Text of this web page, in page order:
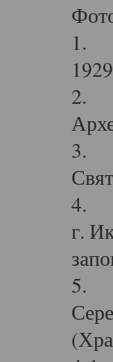
1.
2.
3.
4.
г.
5.